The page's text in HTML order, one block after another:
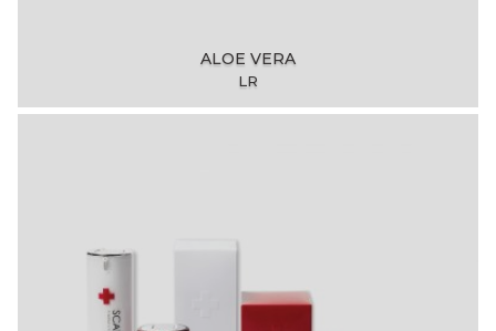
ALOE VERA
LR